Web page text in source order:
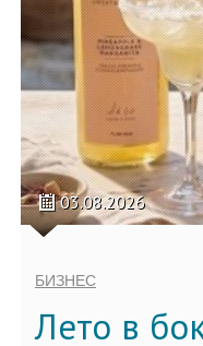
03.08.2026
БИЗНЕС
Лето в